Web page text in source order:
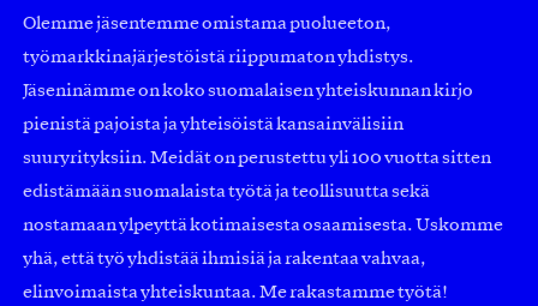
Olemme jäsentemme omistama puolueeton,
työmarkkinajärjestöistä riippumaton yhdistys.
Jäseninämme on koko suomalaisen yhteiskunnan kirjo
pienistä pajoista ja yhteisöistä kansainvälisiin
suuryrityksiin. Meidät on perustettu yli 100 vuotta sitten
edistämään suomalaista työtä ja teollisuutta sekä
nostamaan ylpeyttä kotimaisesta osaamisesta. Uskomme
yhä, että työ yhdistää ihmisiä ja rakentaa vahvaa,
elinvoimaista yhteiskuntaa. Me rakastamme työtä!